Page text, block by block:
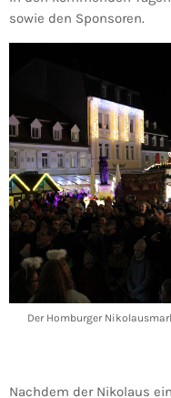
sowie den Sponsoren.
Der Homburger
Nachdem der Nikolaus